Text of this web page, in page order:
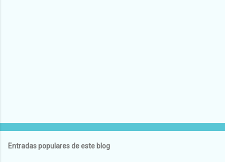
Entradas populares de este blog